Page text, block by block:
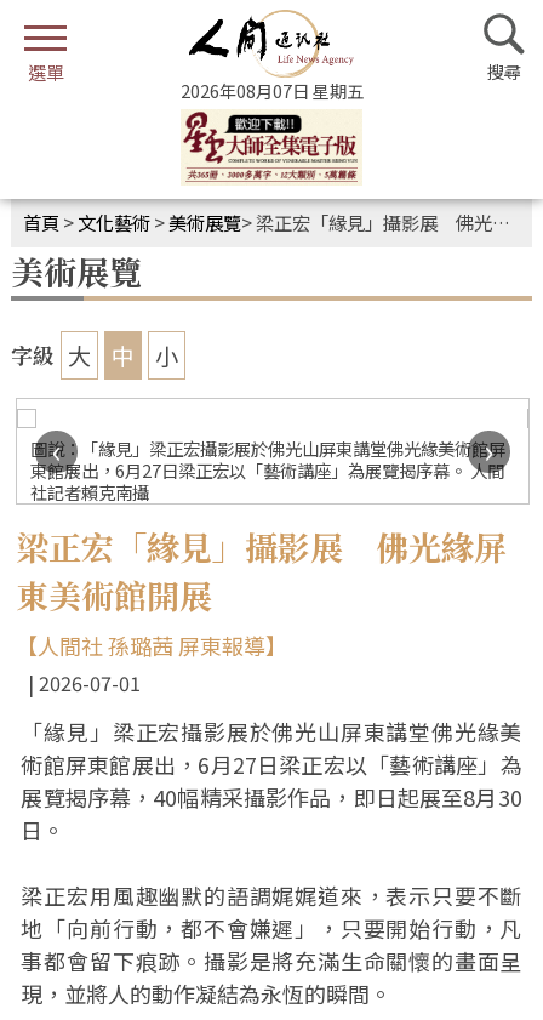
2026年08月07日 星期五
首頁 >文化藝術>美術展覽>梁正宏「緣見」攝影展 佛光緣屏東美術館開展
美術展覽
字級 大 中 小
圖說：「緣見」梁正宏攝影展於佛光山屏東講堂佛光緣美術館屏
東館展出，6月27日梁正宏以「藝術講座」為展覽揭序幕。 人間
社記者賴克南攝
‹ ›
梁正宏「緣見」攝影展 佛光緣屏
東美術館開展
【人間社 孫璐茜 屏東報導】
2026-07-01
「緣見」梁正宏攝影展於佛光山屏東講堂佛光緣美
術館屏東館展出，6月27日梁正宏以「藝術講座」為
展覽揭序幕，40幅精采攝影作品，即日起展至8月30
日。
梁正宏用風趣幽默的語調娓娓道來，表示只要不斷
地「向前行動，都不會嫌遲」，只要開始行動，凡
事都會留下痕跡。攝影是將充滿生命關懷的畫面呈
現，並將人的動作凝結為永恆的瞬間。